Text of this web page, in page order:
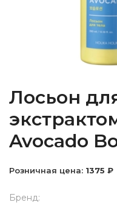
Лосьон
Avocado
Розничная цена: 1375 ₽
Бренд: